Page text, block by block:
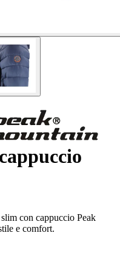
con cappuccio Peak
e comfort.